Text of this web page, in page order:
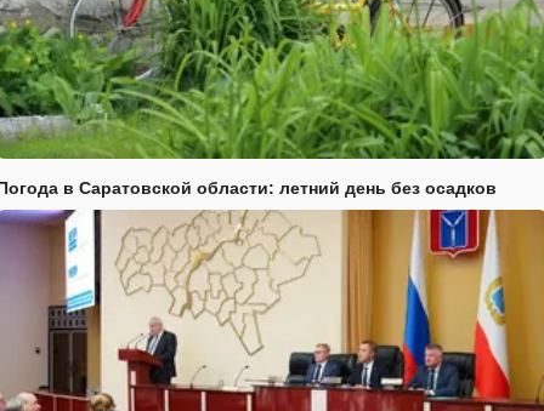
в Саратовской области: летний день без осадков